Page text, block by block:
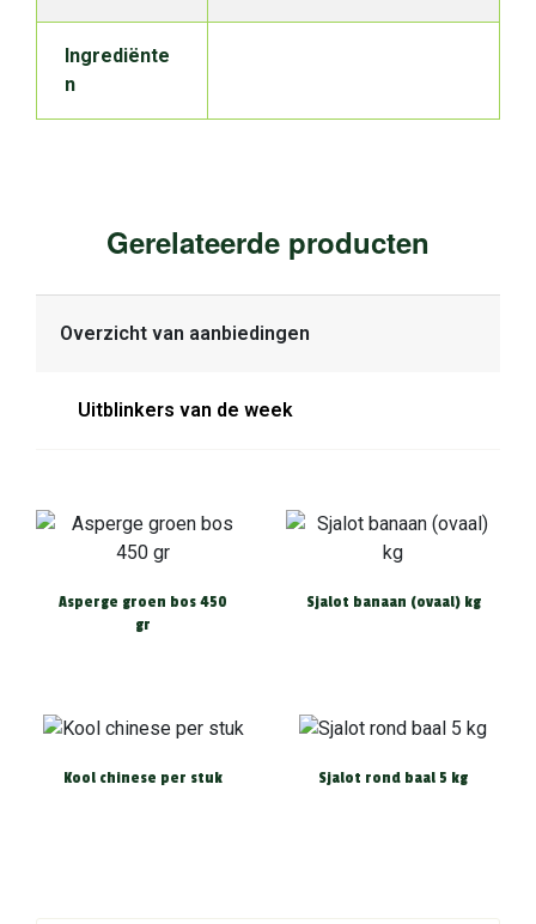
Ingrediënte
n
Gerelateerde producten
Overzicht van aanbiedingen
Uitblinkers van de week
Asperge groen bos 450
gr
Sjalot banaan (ovaal) kg
Kool chinese per stuk Sjalot rond baal 5 kg